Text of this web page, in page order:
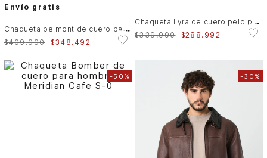
Envío gratis
C
haqueta belmont de cuero para hombre capucha y pechera
$409.990 $348 . 492
C
haqueta Lyra de cuero pelo para hombre silueta Trucker
$339.990 $288 . 992
-50% -30%